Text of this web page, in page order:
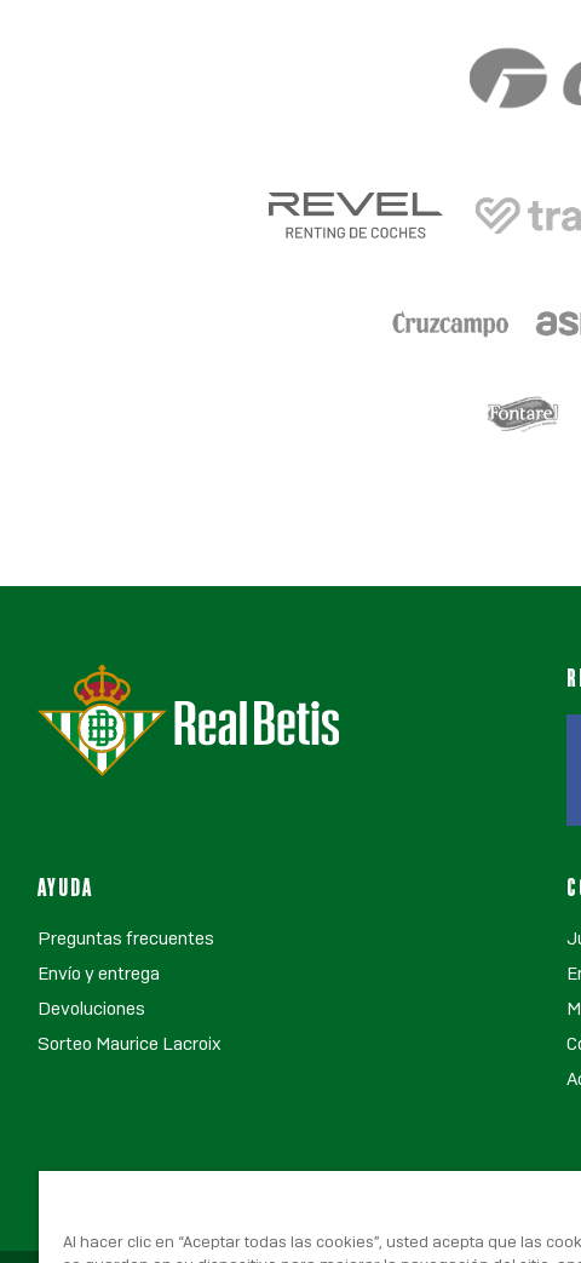
AYUDA
Preguntas frecuentes
Envío y entrega
Devoluciones
Sorteo Maurice Lacroix
Al hacer clic en “Aceptar todas las cookies”, usted acepta que las